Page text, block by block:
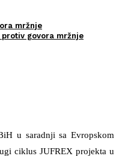
mržnje
govora mržnje
u saradnji sa Evropskom
ciklus JUFREX projekta u